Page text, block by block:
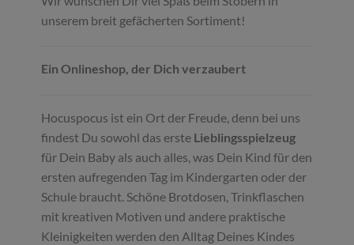
unserem breit gefächerten Sortiment!
Ein Onlineshop, der Dich verzaubert
Hocuspocus ist ein Ort der Freude, denn bei uns
findest Du sowohl das erste Lieblingsspielzeug
für Dein Baby als auch alles, was Dein Kind für den
ersten aufregenden Tag im Kindergarten oder der
Schule braucht. Schöne Brotdosen, Trinkflaschen
mit kreativen Motiven und andere praktische
Kleinigkeiten werden den Alltag Deines Kindes